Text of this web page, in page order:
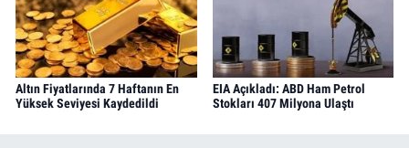
Altın Fiyatlarında 7 Haftanın En
Yüksek Seviyesi Kaydedildi
EIA Açıkladı: ABD Ham Petrol
Stokları 407 Milyona Ulaştı